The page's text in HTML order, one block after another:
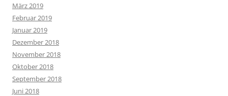
März 2019
Februar 2019
Januar 2019
Dezember 2018
November 2018
Oktober 2018
September 2018
Juni 2018